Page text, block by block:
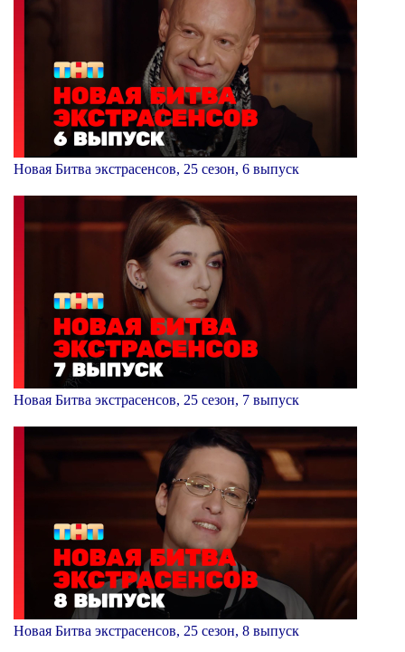
Новая Битва экстрасенсов, 25 сезон, 6 выпуск
Новая Битва экстрасенсов, 25 сезон, 7 выпуск
Новая Битва экстрасенсов, 25 сезон, 8 выпуск